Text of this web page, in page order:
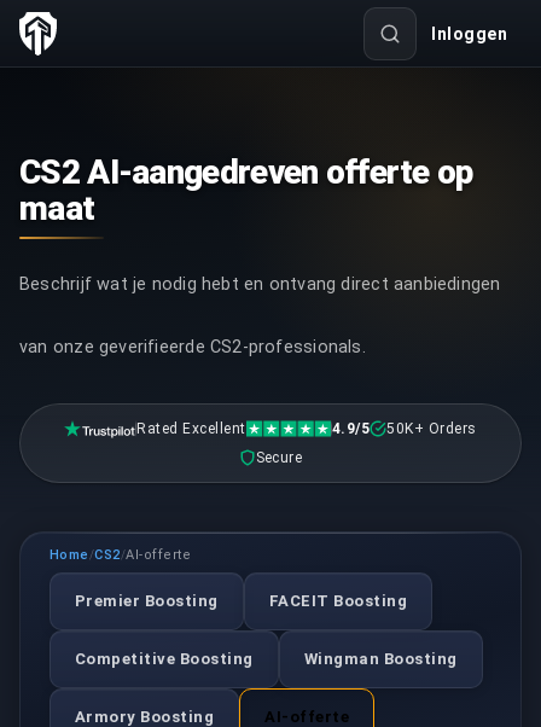
Inloggen
CS2 AI-aangedreven offerte op
maat
Beschrijf wat je nodig hebt en ontvang direct aanbiedingen
van onze geverifieerde CS2-professionals.
Rated Excellent 4.9/5
50K+ Orders
Secure
Home /CS2/AI-offerte
Premier Boosting FACEIT Boosting
Competitive Boosting Wingman Boosting
Armory Boosting AI-offerte